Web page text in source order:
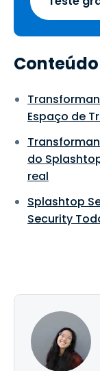
Espaço de
do
real
Splashtop
Security